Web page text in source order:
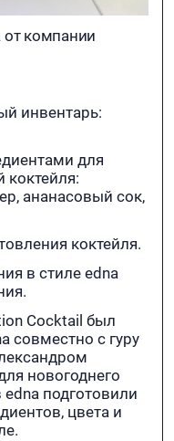
от компании
инвентарь:
для
коктейля:
ананасовый сок,
коктейля.
в стиле edna
Cocktail был
совместно с гуру
новогоднего
подготовили
цвета и